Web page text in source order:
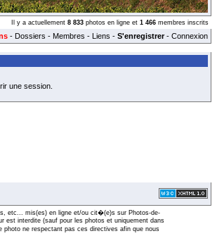
Il y a actuellement 8 833 photos en ligne et 1 466 membres inscrits
- Dossiers - Membres - Liens - S'enregistrer- Connexion
une session.
etc... mis(es) en ligne et/ou cit�(e)s sur Photos-de-
est interdite (sauf pour les photos et uniquement dans
ne respectant pas ces directives afin que nous